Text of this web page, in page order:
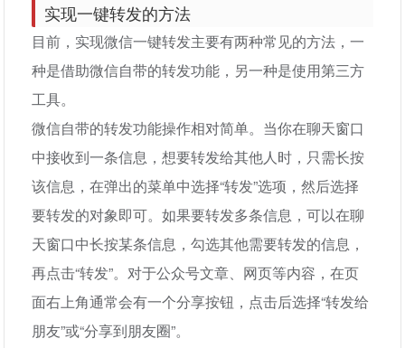
实现一键转发的方法
目前，实现微信一键转发主要有两种常见的方法，一
种是借助微信自带的转发功能，另一种是使用第三方
工具。
微信自带的转发功能操作相对简单。当你在聊天窗口
中接收到一条信息，想要转发给其他人时，只需长按
该信息，在弹出的菜单中选择“转发”选项，然后选择
要转发的对象即可。如果要转发多条信息，可以在聊
天窗口中长按某条信息，勾选其他需要转发的信息，
再点击“转发”。对于公众号文章、网页等内容，在页
面右上角通常会有一个分享按钮，点击后选择“转发给
朋友”或“分享到朋友圈”。